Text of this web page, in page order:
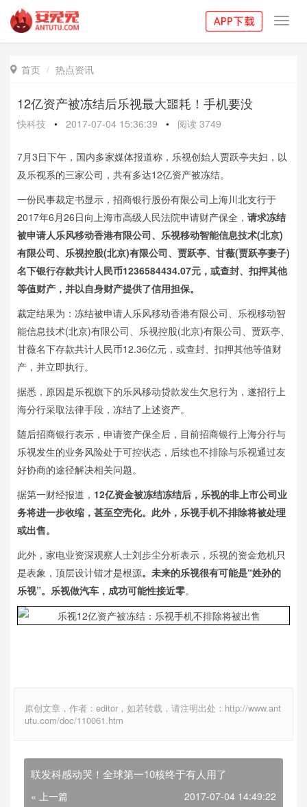
 首页 热点资讯
12亿资产被冻结后乐视最大噩耗！手机要没
快科技 • 2017-07-04 15:36:39 • 阅读 3749
7月3日下午，国内多家媒体报道称，乐视创始人贾跃亭夫妇，以
及乐视系的三家公司，共有多达12亿资产被冻结。
一份民事裁定书显示，招商银行股份有限公司上海川北支行于
2017年6月26日向上海市高级人民法院申请财产保全， 请求冻结
被申请人乐风移动香港有限公司、乐视移动智能信息技术(北京)
有限公司、乐视控股(北京)有限公司、贾跃亭、甘薇(贾跃亭妻子)
名下银行存款共计人民币1236584434.07元，或查封、扣押其他
等值财产，并以自身财产提供了信用担保。
裁定结果为：冻结被申请人乐风移动香港有限公司、乐视移动智
能信息技术(北京)有限公司、乐视控股(北京)有限公司、贾跃亭、
甘薇名下存款共计人民币12.36亿元，或查封、扣押其他等值财
产，并立即执行。
据悉，原因是乐视旗下的乐风移动贷款发生欠息行为，遂招行上
海分行采取法律手段，冻结了上述资产。
随后招商银行表示，申请资产保全后，目前招商银行上海分行与
乐视发生的业务风险处于可控状态，后续也不排除与乐视通过友
好协商的途径解决相关问题。
据第一财经报道， 12亿资金被冻结冻结后，乐视的非上市公司业
务将进一步收缩，甚至空壳化。此外，乐视手机不排除将被处理
或出售。
此外，家电业资深观察人士刘步尘分析表示，乐视的资金危机只
是表象，顶层设计错才是根源。未来的乐视很有可能是“姓孙的
乐视”。乐视做汽车，成功可能性接近零。
原创文章，作者：editor，如若转载，请注明出处：http://www.ant
utu.com/doc/110061.htm
联发科感动哭！全球第一10核终于有人用了
« 上一篇 2017-07-04 14:49:22